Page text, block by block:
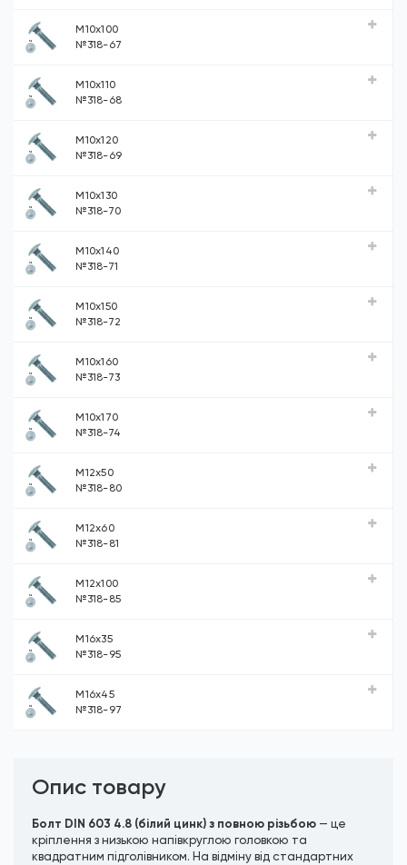
М10х100
№318-67
М10х110
№318-68
М10х120
№318-69
М10х130
№318-70
М10х140
№318-71
М10х150
№318-72
М10х160
№318-73
М10х170
№318-74
М12х50
№318-80
М12х60
№318-81
М12х100
№318-85
М16х35
№318-95
М16х45
№318-97
Опис товару
Болт DIN 603 4.8 (білий цинк) з повною різьбою — це
кріплення з низькою напівкруглою головкою та
квадратним підголівником. На відміну від стандартних